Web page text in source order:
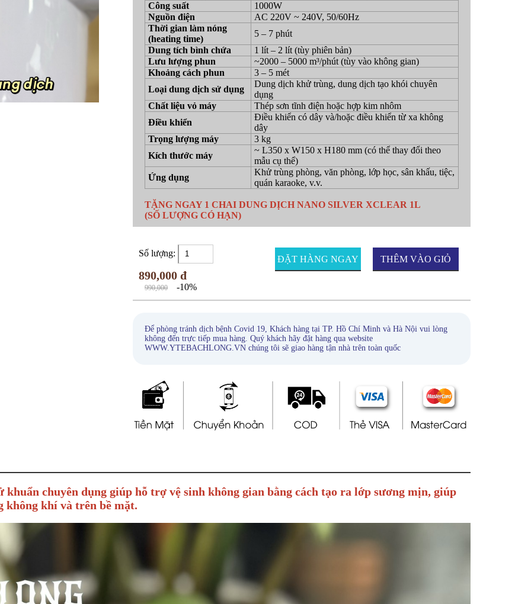
Công suất
1000W
Nguồn điện
AC 220V ~ 240V, 50/60Hz
Thời gian làm nóng
(heating time)
5 – 7 phút
Dung tích bình chứa
1 lít – 2 lít (tùy phiên bản)
Lưu lượng phun
~2000 – 5000 m³/phút (tùy vào không gian)
Khoảng cách phun
3 – 5 mét
Loại dung dịch sử dụng
Dung dịch khử trùng, dung dịch tạo khói chuyên
dụng
Chất liệu vỏ máy
Thép sơn tĩnh điện hoặc hợp kim nhôm
Điều khiển
Điều khiển có dây và/hoặc điều khiển từ xa không
dây
Trọng lượng máy
3 kg
Kích thước máy
~ L350 x W150 x H180 mm (có thể thay đổi theo
mẫu cụ thể)
Ứng dụng
Khử trùng phòng, văn phòng, lớp học, sân khấu, tiệc,
quán karaoke, v.v.
TẶNG NGAY 1 CHAI DUNG DỊCH NANO SILVER XCLEAR 1L
(SỐ LƯỢNG CÓ HẠN)
Số lượng:
890,000 đ
990,000 -10%
ĐẶT HÀNG NGAY THÊM VÀO GIỎ
Để phòng tránh dịch bệnh Covid 19, Khách hàng tại TP. Hồ Chí Minh và Hà Nội vui lòng
không đến trực tiếp mua hàng. Quý khách hãy đặt hàng qua website
WWW.YTEBACHLONG.VN chúng tôi sẽ giao hàng tận nhà trên toàn quốc
chuyên dụng giúp hỗ trợ vệ sinh không gian bằng cách tạo ra lớp sương mịn, giúp
không khí và trên bề mặt.